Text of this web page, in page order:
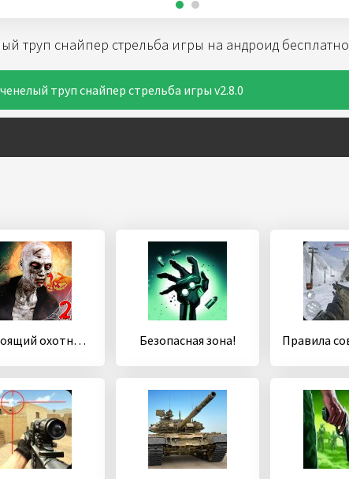
труп снайпер стрельба игры на андроид бесплатно
труп снайпер стрельба игры v2.8.0
Настоящий охотник за зомби 2 : стрельба из в Хэлло Безопасная зона!